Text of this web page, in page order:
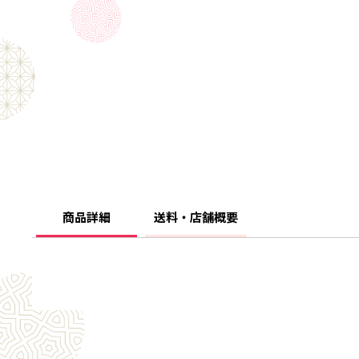
商品詳細 送料・店舗概要